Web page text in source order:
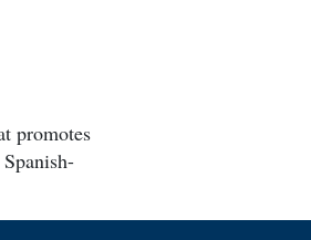
promotes